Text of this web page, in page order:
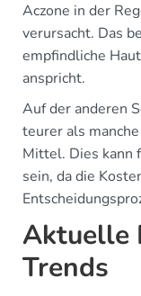
Aczone in der
verursacht. Das
empfindliche
anspricht.
Auf der anderen
teurer als
Mittel. Dies kann
sein, da die
Aktuelle
Trends